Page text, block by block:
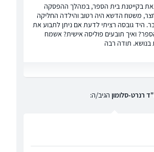
בקייטנת בית הספר, במהלך ההפסקה
משטח הדשא היה רטוב והילדה החליקה
היד גובסה רציתי לדעת אם ניתן לתבוע את
ואיך תובעים פוליסה אישית? אשמח
תודה רבה
רנרט-סלומון הגיב/ה: